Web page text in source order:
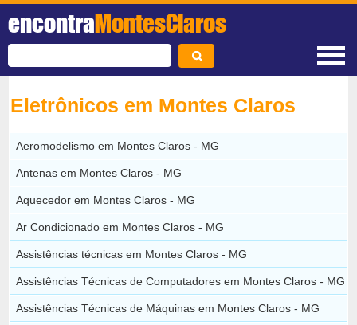
encontraMontesClaros
Eletrônicos em Montes Claros
Aeromodelismo em Montes Claros - MG
Antenas em Montes Claros - MG
Aquecedor em Montes Claros - MG
Ar Condicionado em Montes Claros - MG
Assistências técnicas em Montes Claros - MG
Assistências Técnicas de Computadores em Montes Claros - MG
Assistências Técnicas de Máquinas em Montes Claros - MG